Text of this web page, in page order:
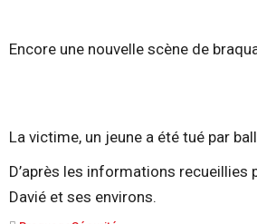
Encore une nouvelle scène de
La victime, un jeune a été tué par
D’après les informations
Davié et ses environs.